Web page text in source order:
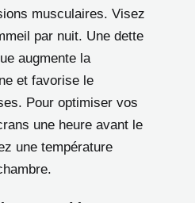
musculaires. Visez
par nuit. Une dette
augmente la
et favorise le
Pour optimiser vos
une heure avant le
une température